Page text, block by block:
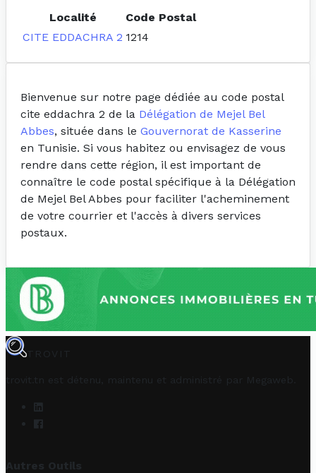
Localité
Code Postal
CITE EDDACHRA 2 1214
Bienvenue sur notre page dédiée au code postal
cite eddachra 2 de la Délégation de Mejel Bel
Abbes, située dans le Gouvernorat de Kasserine
en Tunisie. Si vous habitez ou envisagez de vous
rendre dans cette région, il est important de
connaître le code postal spécifique à la Délégation
de Mejel Bel Abbes pour faciliter l'acheminement
de votre courrier et l'accès à divers services
postaux.
TROVIT
trovit.tn est détenu, maintenu et administré par Megaweb
Autres Outils